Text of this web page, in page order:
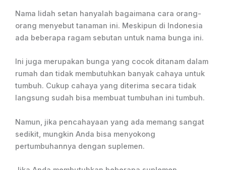
Nama lidah setan hanyalah bagaimana cara orang-
orang menyebut tanaman ini. Meskipun di Indonesia
ada beberapa ragam sebutan untuk nama bunga ini.
Ini juga merupakan bunga yang cocok ditanam dalam
rumah dan tidak membutuhkan banyak cahaya untuk
tumbuh. Cukup cahaya yang diterima secara tidak
langsung sudah bisa membuat tumbuhan ini tumbuh.
Namun, jika pencahayaan yang ada memang sangat
sedikit, mungkin Anda bisa menyokong
pertumbuhannya dengan suplemen.